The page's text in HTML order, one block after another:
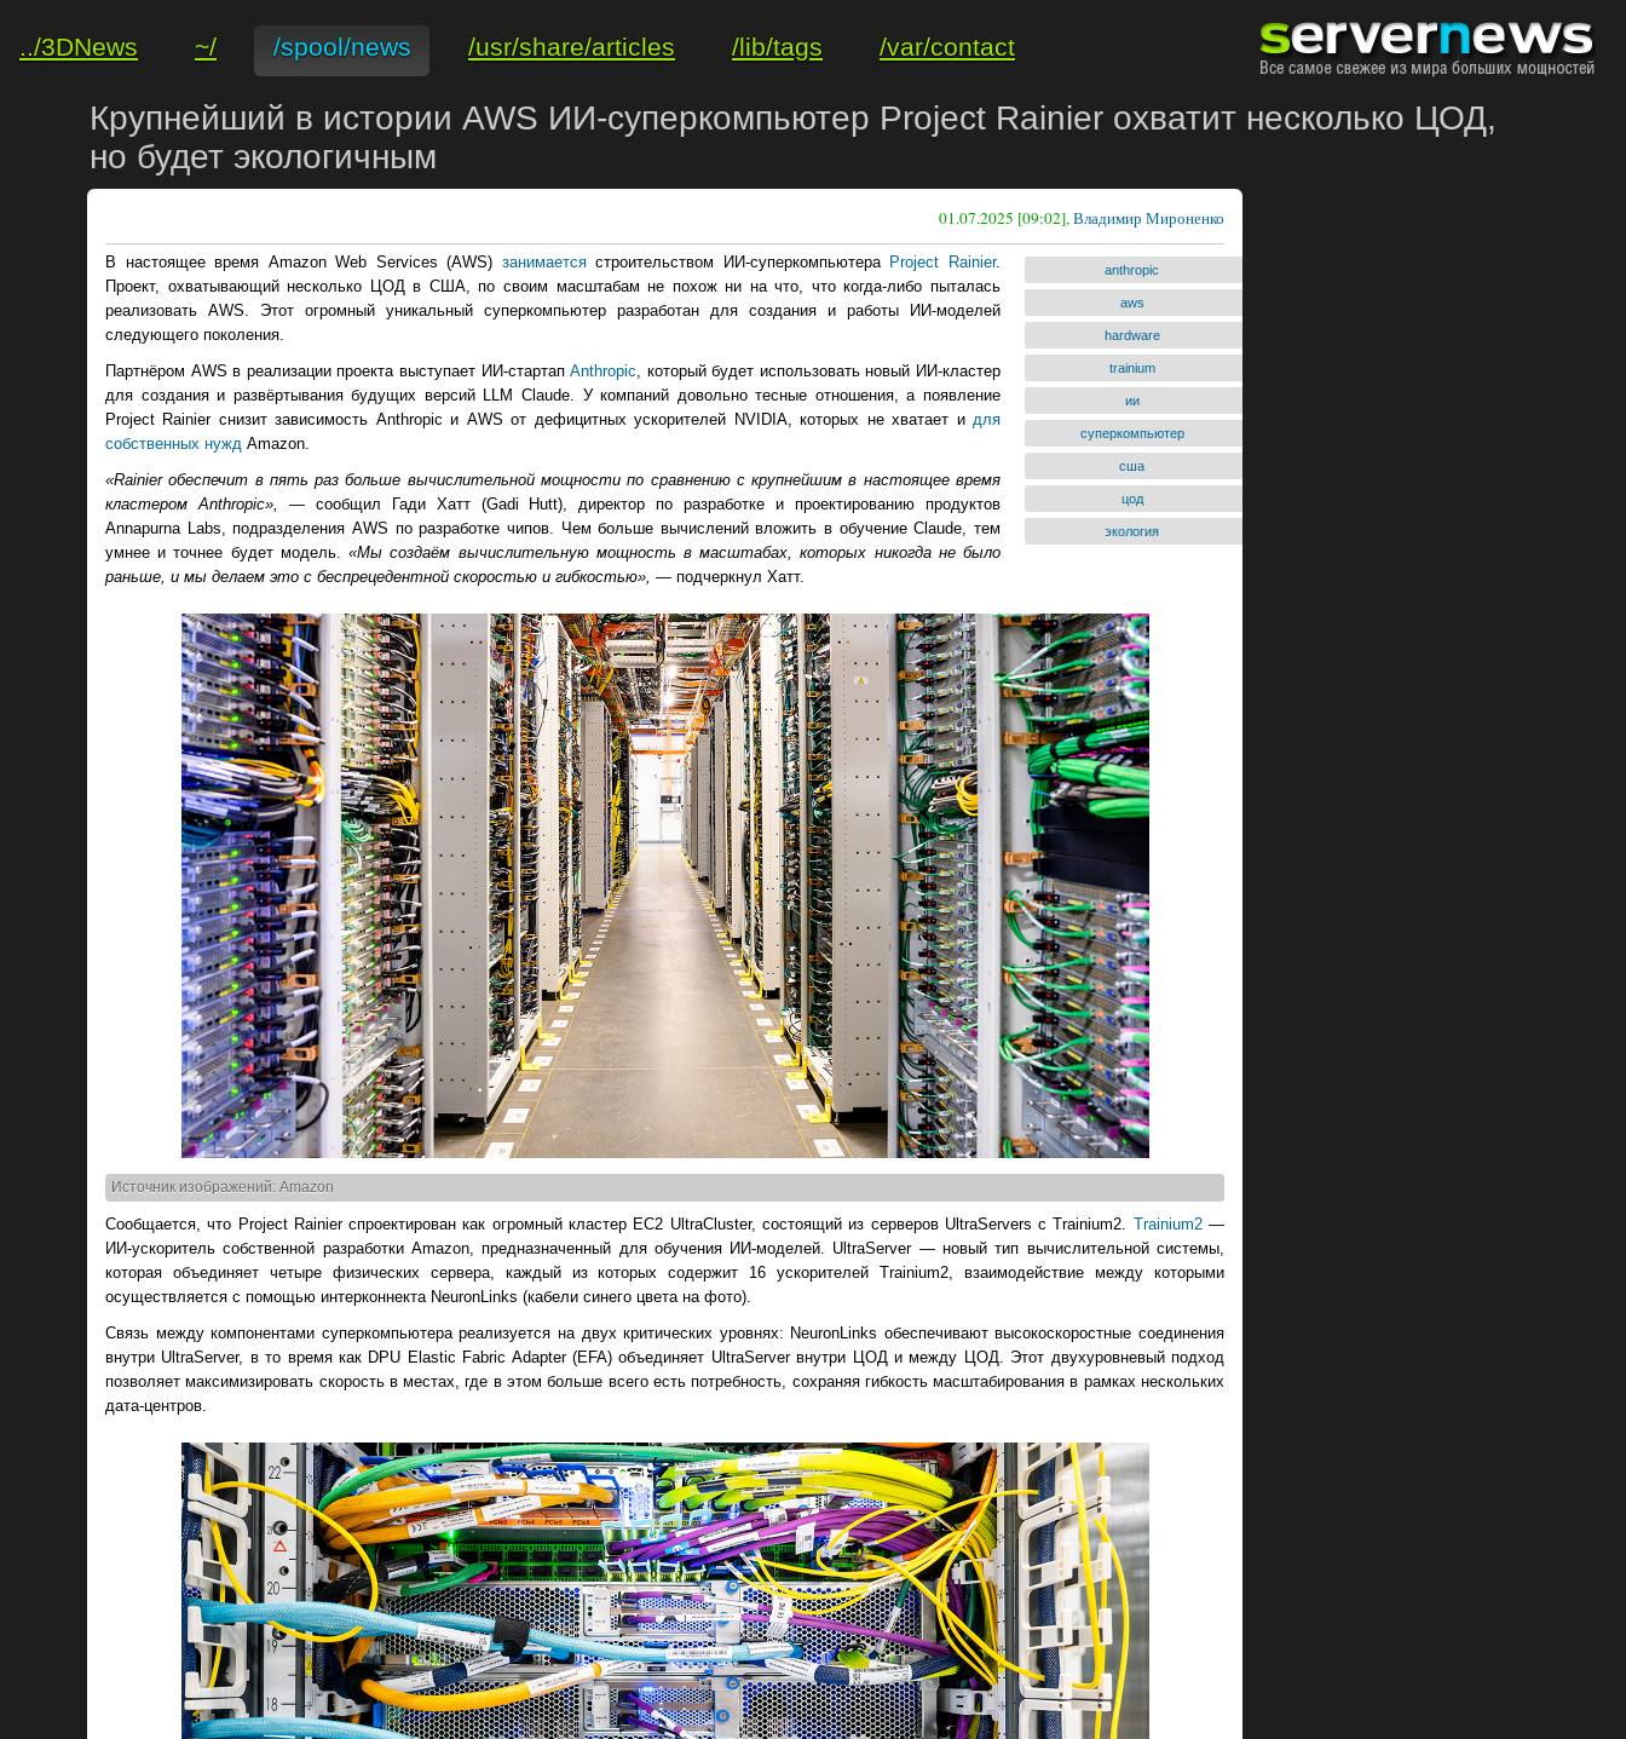
../3DNews ~/ /spool/news /usr/share/articles /lib/tags /var/contact
Крупнейший в истории AWS ИИ-суперкомпьютер Project Rainier охватит несколько ЦОД,
но будет экологичным
01.07.2025 [09:02],Владимир Мироненко
anthropic
aws
hardware
trainium
ии
суперкомпьютер
сша
цод
экология
В настоящее время Amazon Web Services (AWS) занимаетсястроительством ИИ-суперкомпьютера Project Rainier.
Проект, охватывающий несколько ЦОД в США, по своим масштабам не похож ни на что, что когда-либо пыталась
реализовать AWS. Этот огромный уникальный суперкомпьютер разработан для создания и работы ИИ-моделей
следующего поколения.
Партнёром AWS в реализации проекта выступает ИИ-стартапAnthropic, который будет использовать новый ИИ-кластер
для создания и развёртывания будущих версий LLM Claude. У компаний довольно тесные отношения, а появление
Project Rainier снизит зависимость Anthropic и AWS от дефицитных ускорителей NVIDIA, которых не хватает и для
собственных нужд Amazon.
«Rainier обеспечит в пять раз больше вычислительной мощности по сравнению с крупнейшим в настоящее время
кластером Anthropic»,
— сообщил Гади Хатт (Gadi Hutt), директор по разработке и проектированию продуктов
Annapurna Labs, подразделения AWS по разработке чипов. Чем больше вычислений вложить в обучение Claude, тем
умнее и точнее будет модель.«Мы создаём вычислительную мощность в масштабах, которых никогда не было
раньше, и мы делаем это с беспрецедентной скоростью и гибкостью», — подчеркнул Хатт.
Источник изображений: Amazon
Сообщается, что Project Rainier спроектирован как огромный кластер EC2 UltraCluster, состоящий из серверов UltraServers с Trainium2. Trainium2—
ИИ-ускоритель собственной разработки Amazon, предназначенный для обучения ИИ-моделей. UltraServer — новый тип вычислительной системы,
которая объединяет четыре физических сервера, каждый из которых содержит 16 ускорителей Trainium2, взаимодействие между которыми
осуществляется с помощью интерконнекта NeuronLinks (кабели синего цвета на фото).
Связь между компонентами суперкомпьютера реализуется на двух критических уровнях: NeuronLinks обеспечивают высокоскоростные соединения
внутри UltraServer, в то время как DPU Elastic Fabric Adapter (EFA) объединяет UltraServer внутри ЦОД и между ЦОД. Этот двухуровневый подход
позволяет максимизировать скорость в местах, где в этом больше всего есть потребность, сохраняя гибкость масштабирования в рамках нескольких
дата-центров.